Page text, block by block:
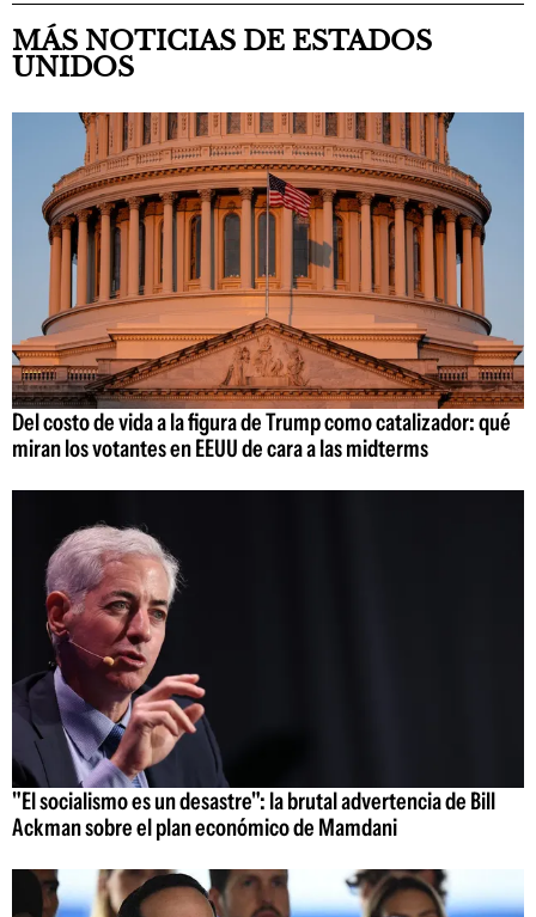
MÁS NOTICIAS DE ESTADOS
UNIDOS
Del costo de vida a la figura de Trump como catalizador: qué
miran los votantes en EEUU de cara a las midterms
"El socialismo es un desastre": la brutal advertencia de Bill
Ackman sobre el plan económico de Mamdani